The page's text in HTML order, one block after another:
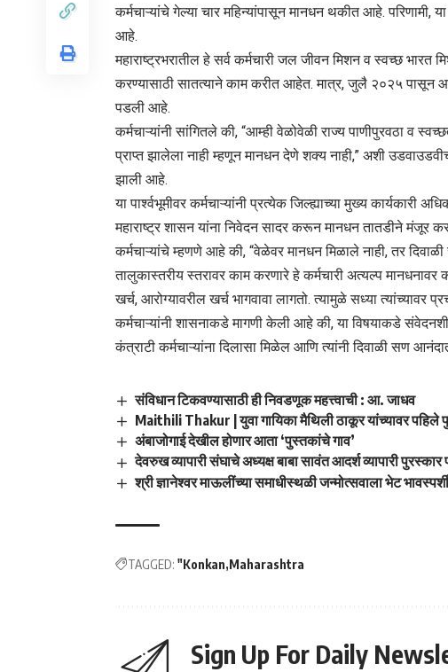
कर्मचाऱ्यांचे गेल्या चार महिन्यांपासून मानधन थकीत आहे. परिणामी, या
आहे.
महाराष्ट्रभरातील हे सर्व कर्मचारी जल जीवन मिशन व स्वच्छ
करण्यासाठी सातत्याने काम करीत आहेत. मात्र, जुलै २०२५ पासून
पडली आहे.
कर्मचाऱ्यांनी सांगितले की, “आम्ही वेळोवेळी राज्य पाणीपुरवठा व
प्राप्त झालेला नाही म्हणून मानधन देणे शक्य नाही,” अशी
झाली आहे.
या पार्श्वभूमीवर कर्मचाऱ्यांनी प्रत्येक जिल्ह्याच्या मुख्य कार्यकारी
महाराष्ट्र शासन यांना निवेदन सादर करून मानधन तातडीने मंजूर
कर्मचाऱ्यांचे म्हणणे आहे की, “वेळेवर मानधन मिळाले नाही, तर
तालुकास्तरीय स्तरावर काम करणारे हे कर्मचारी अत्यल्प मानधनावर
खर्च, आरोग्यावरील खर्च भागवावा लागतो. त्यामुळे सध्या त्यांच्यावर
कर्मचाऱ्यांनी शासनाकडे मागणी केली आहे की, या विषयाकडे
कंत्राटी कर्मचाऱ्यांना दिलासा मिळेल आणि त्यांनी दिवाळी सण
संविधान टिकवण्यासाठी ही निवडणूक महत्त्वाची : आ. जाधव
Maithili Thakur | युवा गायिका मैथिली ठाकूर यांच्यावर पहिले
अंबाजोगाई देखील होणार आता ‘पुस्तकांचे गाव’
देवरुख व्यापारी संघाचे अध्यक्ष बाबा सावंत आदर्श व्यापारी पुरस्कार
श्री ज्ञानेश्वर माऊलींच्या समाधीस्थळी जन्मोत्सवाला भेट
TAGGED: "Konkan Maharashtra
Sign Up For Daily